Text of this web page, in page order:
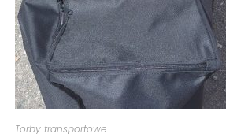
Torby transportowe